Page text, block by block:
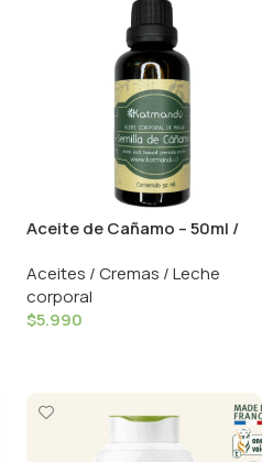
Aceite de Cañamo – 50ml /
Aceites / Cremas / Leche
corporal
$5.990